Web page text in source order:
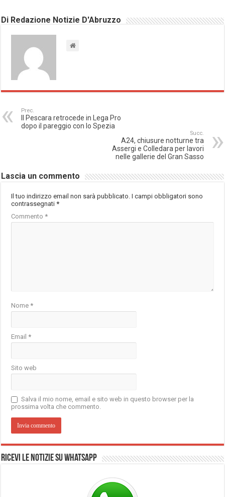
Di Redazione Notizie D'Abruzzo
Prec.
Il Pescara retrocede in Lega Pro
dopo il pareggio con lo Spezia
Succ.
A24, chiusure notturne tra
Assergi e Colledara per lavori
nelle gallerie del Gran Sasso
Lascia un commento
Il tuo indirizzo email non sarà pubblicato. I campi obbligatori sono
contrassegnati*
Commento*
Nome*
Email*
Sito web
Salva il mio nome, email e sito web in questo browser per la
prossima volta che commento.
Ricevi le notizie su Whatsapp